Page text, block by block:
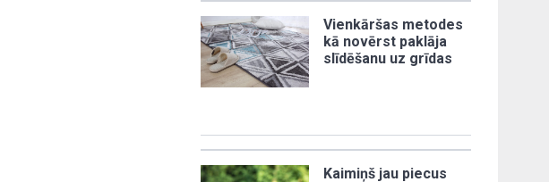
Vienkāršas metodes
kā novērst paklāja
slīdēšanu uz grīdas
Kaimiņš jau piecus